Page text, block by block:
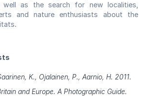
as the search for new localities,
and nature enthusiasts about the
K., Ojalainen, P., Aarnio, H. 2011.
and Europe. A Photographic Guide.